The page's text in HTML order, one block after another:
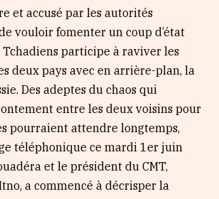
et accusé par les autorités
vouloir fomenter un coup d’état
Tchadiens participe à raviver les
deux pays avec en arrière-plan, la
Des adeptes du chaos qui
entre les deux voisins pour
pourraient attendre longtemps,
téléphonique ce mardi 1er juin
et le président du CMT,
a commencé à décrisper la